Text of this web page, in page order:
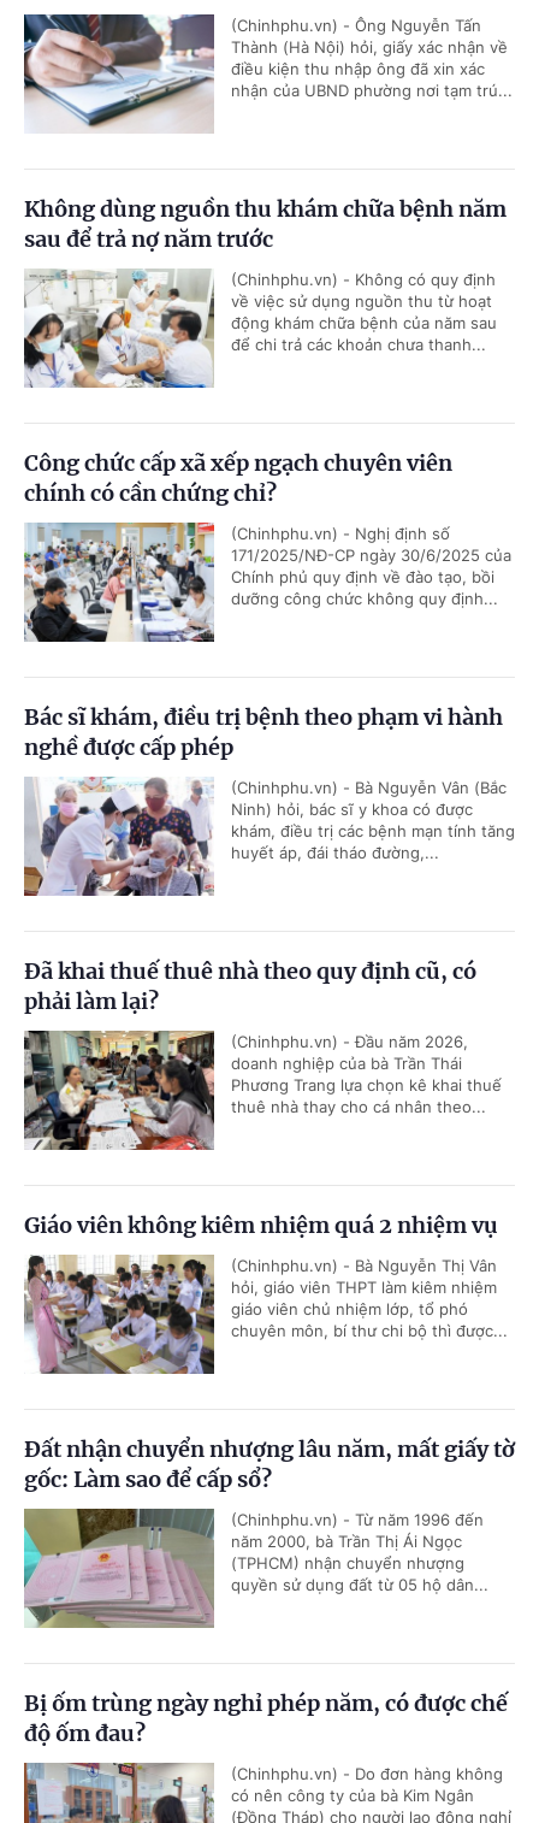
(Chinhphu.vn) - Ông Nguyễn Tấn
Thành (Hà Nội) hỏi, giấy xác nhận về
điều kiện thu nhập ông đã xin xác
nhận của UBND phường nơi tạm trú...
Không dùng nguồn thu khám chữa bệnh năm
sau để trả nợ năm trước
(Chinhphu.vn) - Không có quy định
về việc sử dụng nguồn thu từ hoạt
động khám chữa bệnh của năm sau
để chi trả các khoản chưa thanh...
Công chức cấp xã xếp ngạch chuyên viên
chính có cần chứng chỉ?
(Chinhphu.vn) - Nghị định số
171/2025/NĐ-CP ngày 30/6/2025 của
Chính phủ quy định về đào tạo, bồi
dưỡng công chức không quy định...
Bác sĩ khám, điều trị bệnh theo phạm vi hành
nghề được cấp phép
(Chinhphu.vn) - Bà Nguyễn Vân (Bắc
Ninh) hỏi, bác sĩ y khoa có được
khám, điều trị các bệnh mạn tính tăng
huyết áp, đái tháo đường,...
Đã khai thuế thuê nhà theo quy định cũ, có
phải làm lại?
(Chinhphu.vn) - Đầu năm 2026,
doanh nghiệp của bà Trần Thái
Phương Trang lựa chọn kê khai thuế
thuê nhà thay cho cá nhân theo...
Giáo viên không kiêm nhiệm quá 2 nhiệm vụ
(Chinhphu.vn) - Bà Nguyễn Thị Vân
hỏi, giáo viên THPT làm kiêm nhiệm
giáo viên chủ nhiệm lớp, tổ phó
chuyên môn, bí thư chi bộ thì được...
Đất nhận chuyển nhượng lâu năm, mất giấy tờ
gốc: Làm sao để cấp sổ?
(Chinhphu.vn) - Từ năm 1996 đến
năm 2000, bà Trần Thị Ái Ngọc
(TPHCM) nhận chuyển nhượng
quyền sử dụng đất từ 05 hộ dân...
Bị ốm trùng ngày nghỉ phép năm, có được chế
độ ốm đau?
(Chinhphu.vn) - Do đơn hàng không
có nên công ty của bà Kim Ngân
(Đồng Tháp) cho người lao động nghỉ